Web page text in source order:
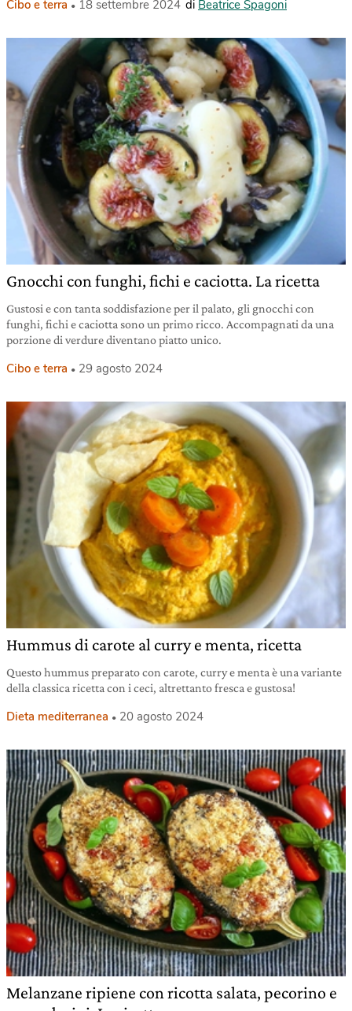
Cibo e terra 18 settembre 2024 di Beatrice Spagoni
Gnocchi con funghi, fichi e caciotta. La ricetta
Gustosi e con tanta soddisfazione per il palato, gli gnocchi con
funghi, fichi e caciotta sono un primo ricco. Accompagnati da una
porzione di verdure diventano piatto unico.
Cibo e terra 29 agosto 2024
Hummus di carote al curry e menta, ricetta
Questo hummus preparato con carote, curry e menta è una variante
della classica ricetta con i ceci, altrettanto fresca e gustosa!
Dieta mediterranea 20 agosto 2024
Melanzane ripiene con ricotta salata, pecorino e